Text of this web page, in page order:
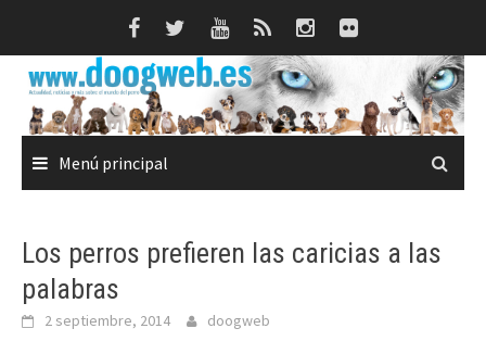
Menú principal
Los perros prefieren las caricias a las
palabras
2 septiembre, 2014 doogweb